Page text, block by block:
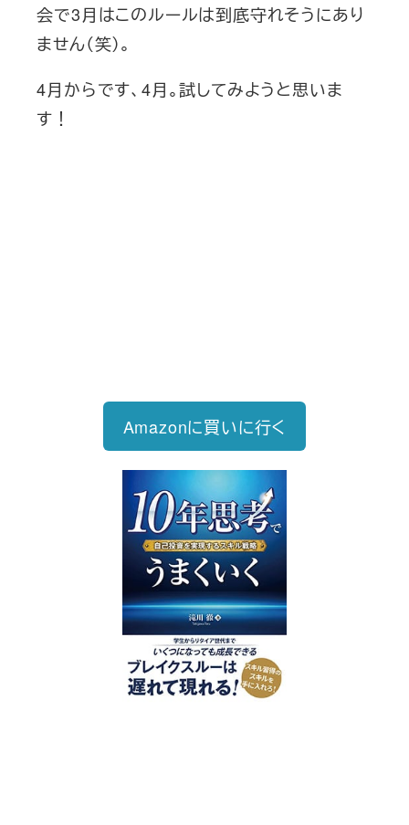
会で3月はこのルールは到底守れそうにあり
ません（笑）。
4月からです、4月。試してみようと思いま
す！
Amazonに買いに行く